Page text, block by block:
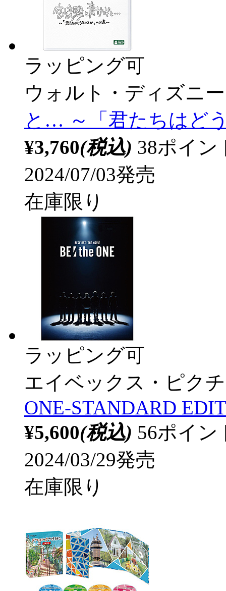
ラッピング可
ウォルト・ディズニ
と… ～「君たちはど
¥3,760(税込) 38ポイ
2024/07/03発売
在庫限り
ラッピング可
エイベックス・ピク
ONE-STANDARD
¥5,600(税込) 56ポイ
2024/03/29発売
在庫限り